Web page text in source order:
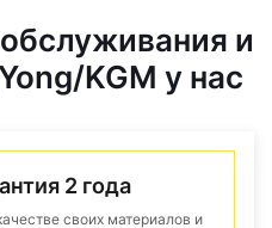
и
KGM у нас
2 года
своих материалов и